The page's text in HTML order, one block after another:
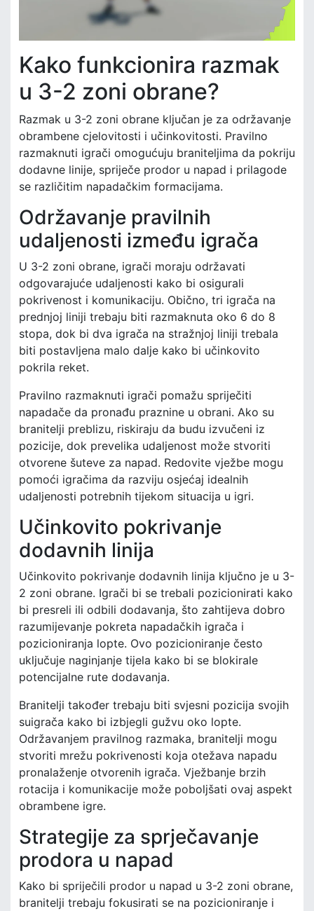
Kako funkcionira razmak
u 3-2 zoni obrane?
Razmak u 3-2 zoni obrane ključan je za održavanje
obrambene cjelovitosti i učinkovitosti. Pravilno
razmaknuti igrači omogućuju braniteljima da pokriju
dodavne linije, spriječe prodor u napad i prilagode
se različitim napadačkim formacijama.
Održavanje pravilnih
udaljenosti između igrača
U 3-2 zoni obrane, igrači moraju održavati
odgovarajuće udaljenosti kako bi osigurali
pokrivenost i komunikaciju. Obično, tri igrača na
prednjoj liniji trebaju biti razmaknuta oko 6 do 8
stopa, dok bi dva igrača na stražnjoj liniji trebala
biti postavljena malo dalje kako bi učinkovito
pokrila reket.
Pravilno razmaknuti igrači pomažu spriječiti
napadače da pronađu praznine u obrani. Ako su
branitelji preblizu, riskiraju da budu izvučeni iz
pozicije, dok prevelika udaljenost može stvoriti
otvorene šuteve za napad. Redovite vježbe mogu
pomoći igračima da razviju osjećaj idealnih
udaljenosti potrebnih tijekom situacija u igri.
Učinkovito pokrivanje
dodavnih linija
Učinkovito pokrivanje dodavnih linija ključno je u 3-
2 zoni obrane. Igrači bi se trebali pozicionirati kako
bi presreli ili odbili dodavanja, što zahtijeva dobro
razumijevanje pokreta napadačkih igrača i
pozicioniranja lopte. Ovo pozicioniranje često
uključuje naginjanje tijela kako bi se blokirale
potencijalne rute dodavanja.
Branitelji također trebaju biti svjesni pozicija svojih
suigrača kako bi izbjegli gužvu oko lopte.
Održavanjem pravilnog razmaka, branitelji mogu
stvoriti mrežu pokrivenosti koja otežava napadu
pronalaženje otvorenih igrača. Vježbanje brzih
rotacija i komunikacije može poboljšati ovaj aspekt
obrambene igre.
Strategije za sprječavanje
prodora u napad
Kako bi spriječili prodor u napad u 3-2 zoni obrane,
branitelji trebaju fokusirati se na pozicioniranje i